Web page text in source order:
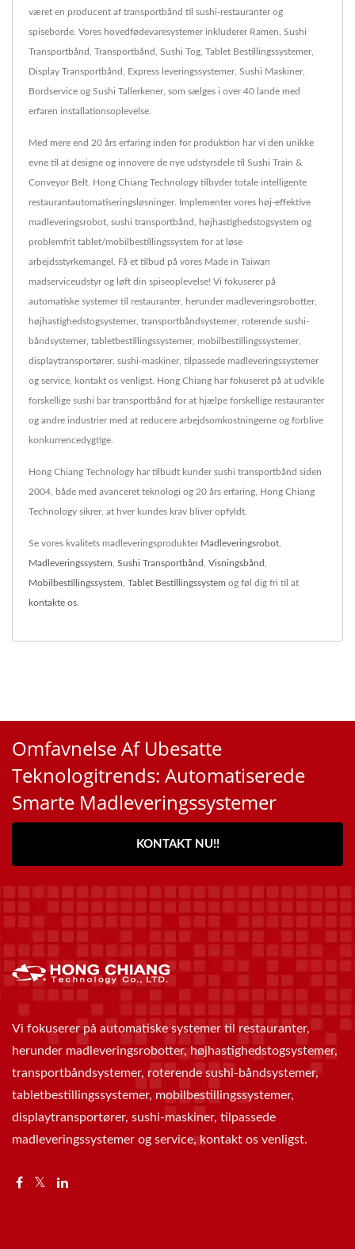
været en producent af transportbånd til sushi-restauranter og
spiseborde. Vores hovedfødevaresystemer inkluderer Ramen, Sushi
Transportbånd, Transportbånd, Sushi Tog, Tablet Bestillingssystemer,
Display Transportbånd, Express leveringssystemer, Sushi Maskiner,
Bordservice og Sushi Tallerkener, som sælges i over 40 lande med
erfaren installationsoplevelse.
Med mere end 20 års erfaring inden for produktion har vi den unikke
evne til at designe og innovere de nye udstyrsdele til Sushi Train &
Conveyor Belt. Hong Chiang Technology tilbyder totale intelligente
restaurantautomatiseringsløsninger. Implementer vores høj-effektive
madleveringsrobot, sushi transportbånd, højhastighedstogsystem og
problemfrit tablet/mobilbestillingssystem for at løse
arbejdsstyrkemangel. Få et tilbud på vores Made in Taiwan
madserviceudstyr og løft din spiseoplevelse! Vi fokuserer på
automatiske systemer til restauranter, herunder madleveringsrobotter,
højhastighedstogsystemer, transportbåndsystemer, roterende sushi-
båndsystemer, tabletbestillingssystemer, mobilbestillingssystemer,
displaytransportører, sushi-maskiner, tilpassede madleveringssystemer
og service, kontakt os venligst. Hong Chiang har fokuseret på at udvikle
forskellige sushi bar transportbånd for at hjælpe forskellige restauranter
og andre industrier med at reducere arbejdsomkostningerne og forblive
konkurrencedygtige.
Hong Chiang Technology har tilbudt kunder sushi transportbånd siden
2004, både med avanceret teknologi og 20 års erfaring, Hong Chiang
Technology sikrer, at hver kundes krav bliver opfyldt.
Se vores kvalitets madleveringsprodukter Madleveringsrobot,
Madleveringssystem, Sushi Transportbånd , Visningsbånd ,
Mobilbestillingssystem, Tablet Bestillingssystem og føl dig fri til at
kontakte os.
Omfavnelse Af Ubesatte
Teknologitrends: Automatiserede
Smarte Madleveringssystemer
KONTAKT NU!!
Vi fokuserer på automatiske systemer til restauranter,
herunder madleveringsrobotter, højhastighedstogsystemer,
transportbåndsystemer, roterende sushi-båndsystemer,
tabletbestillingssystemer, mobilbestillingssystemer,
displaytransportører, sushi-maskiner, tilpassede
madleveringssystemer og service, kontakt os venligst.